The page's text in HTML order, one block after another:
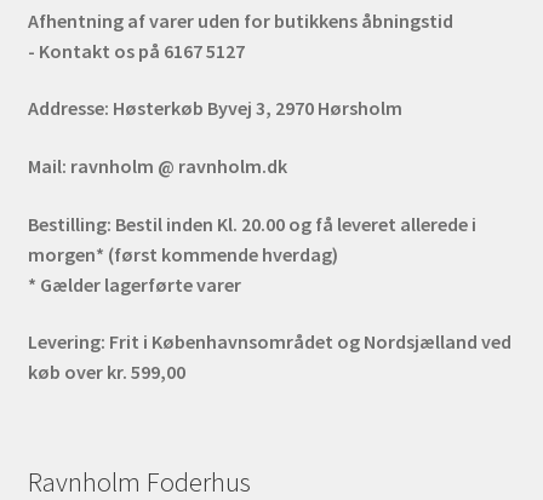
Afhentning af varer uden for butikkens åbningstid
- Kontakt os på 6167 5127
Addresse: Høsterkøb Byvej 3, 2970 Hørsholm
Mail: ravnholm @ ravnholm.dk
Bestilling: Bestil inden Kl. 20.00 og få leveret allerede i
morgen* (først kommende hverdag)
* Gælder lagerførte varer
Levering: Frit i Københavnsområdet og Nordsjælland ved
køb over kr. 599,00
Ravnholm Foderhus